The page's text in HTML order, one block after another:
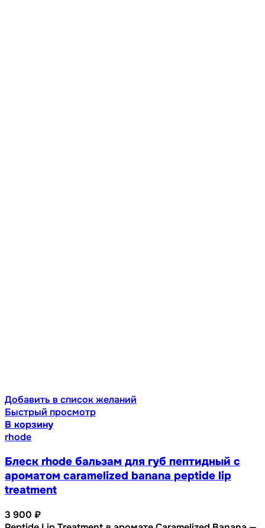
Добавить в список желаний
Быстрый просмотр
В корзину
rhode
Блеск rhode бальзам для губ пептидный с
ароматом caramelized banana peptide lip
treatment
3 900 ₽